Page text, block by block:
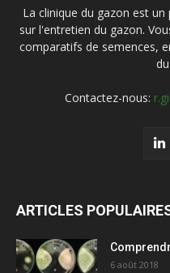
La clinique du gazon est
sur l'entretien du gazon.
comparatifs de semences,
Contactez-nous:
ARTICLES
6 août 2018